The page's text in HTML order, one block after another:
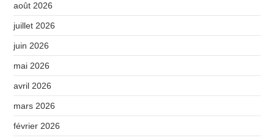
août 2026
juillet 2026
juin 2026
mai 2026
avril 2026
mars 2026
février 2026